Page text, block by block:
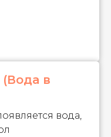
(Вода в
вода,